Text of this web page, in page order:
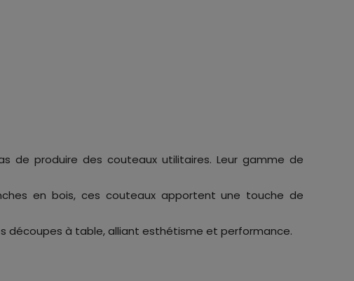
de produire des couteaux utilitaires. Leur gamme de
en bois, ces couteaux apportent une touche de
découpes à table, alliant esthétisme et performance.